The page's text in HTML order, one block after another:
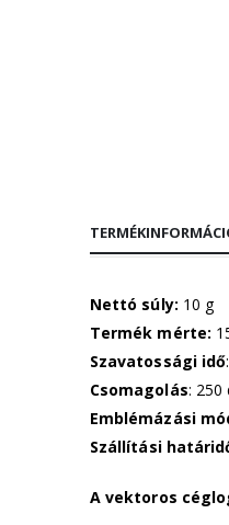
Nettó súly: 10 g
Termék mérte:
Szavatossági idő
Csomagolás: 250
Emblémázási
Szállítási
A vektoros